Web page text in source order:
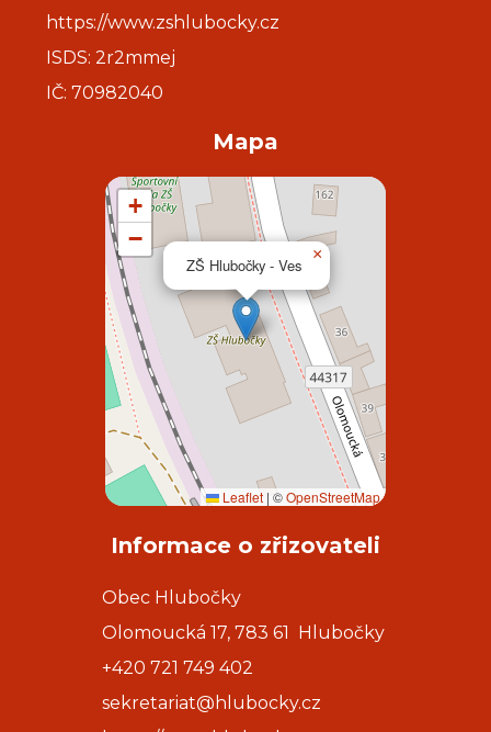
https://www.zshlubocky.cz
ISDS: 2r2mmej
IČ: 70982040
Mapa
ZŠ Hlubočky - Ves
×
+
−
Leaflet | ©OpenStreetMap
Informace o zřizovateli
Obec Hlubočky
Olomoucká 17, 783 61 Hlubočky
+420 721 749 402
sekretariat@hlubocky.cz